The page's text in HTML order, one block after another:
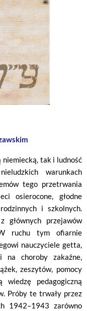
niemiecką, tak i ludność
warunkach
tego przetrwania
osierocone, głodne
i szkolnych.
przejawów
ruchu tym ofiarnie
nauczyciele getta,
na choroby zakaźne,
zeszytów, pomocy
wiedzę pedagogiczną
Próby te trwały przez
1942–1943 zarówno